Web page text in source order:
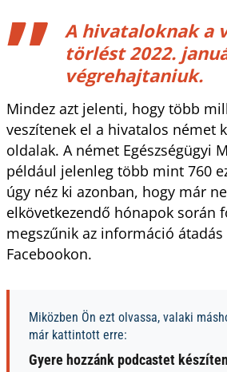
A hivataloknak a
törlést 2022.
végrehajtaniuk.
Mindez azt jelenti, hogy több
veszítenek el a hivatalos német
oldalak. A német Egészségügyi
például jelenleg több mint 760
úgy néz ki azonban, hogy már
elkövetkezendő hónapok során
megszűnik az információ átadás
Facebookon.
Miközben Ön ezt olvassa, valaki
már kattintott erre:
Gyere hozzánk podcastet